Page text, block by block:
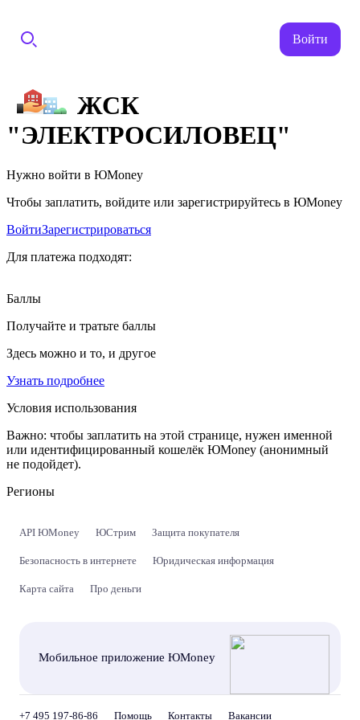
Войти
ЖСК
"ЭЛЕКТРОСИЛОВЕЦ"
Нужно войти в ЮMoney
Чтобы заплатить, войдите или зарегистрируйтесь в ЮMoney
ВойтиЗарегистрироваться
Для платежа подходят:
Баллы
Получайте и тратьте баллы
Здесь можно и то, и другое
Узнать подробнее
Условия использования
Важно: чтобы заплатить на этой странице, нужен именной
или идентифицированный кошелёк ЮMoney (анонимный
не подойдет).
Регионы
API ЮMoney ЮСтрим Защита покупателя
Безопасность в интернете Юридическая информация
Карта сайта Про деньги
Мобильное приложение ЮMoney
+7 495 197-86-86 Помощь Контакты Вакансии